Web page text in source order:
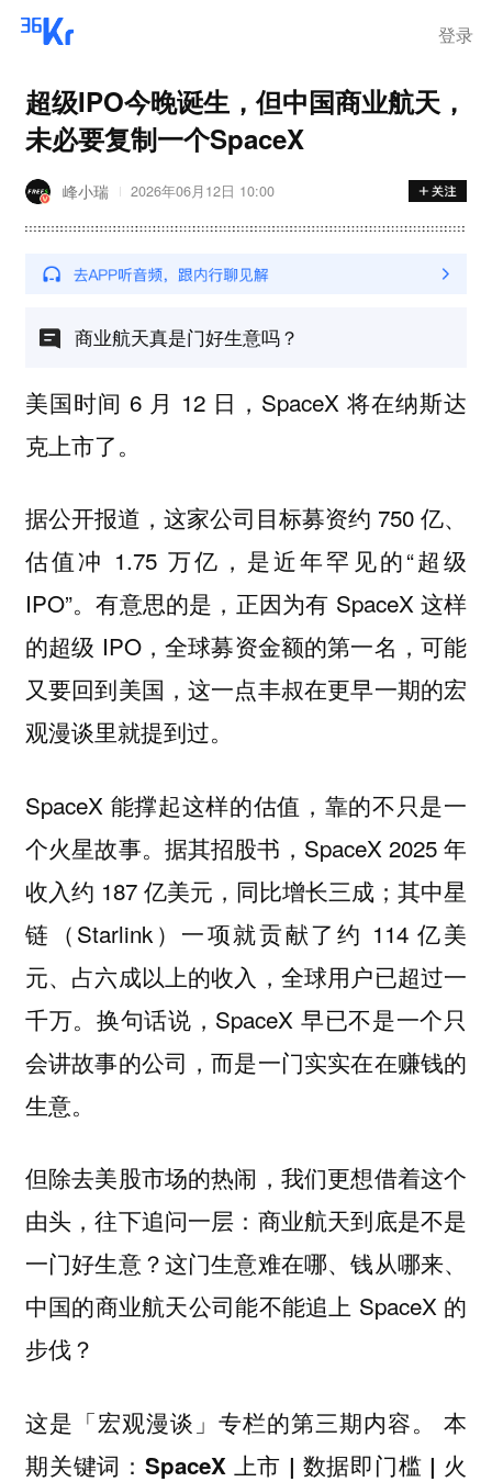
登录
超级IPO今晚诞生，但中国商业航天，
未必要复制一个SpaceX
峰小瑞 2026年06月12日 10:00
商业航天真是门好生意吗？
美国时间 6 月 12 日，SpaceX 将在纳斯达
克上市了。
据公开报道，这家公司目标募资约 750 亿、
估值冲 1.75 万亿，是近年罕见的“超级
IPO”。有意思的是，正因为有 SpaceX 这样
的超级 IPO，全球募资金额的第一名，可能
又要回到美国，这一点丰叔在更早一期的宏
观漫谈里就提到过。
SpaceX 能撑起这样的估值，靠的不只是一
个火星故事。据其招股书，SpaceX 2025 年
收入约 187 亿美元，同比增长三成；其中星
链（Starlink）一项就贡献了约 114 亿美
元、占六成以上的收入，全球用户已超过一
千万。换句话说，SpaceX 早已不是一个只
会讲故事的公司，而是一门实实在在赚钱的
生意。
但除去美股市场的热闹，我们更想借着这个
由头，往下追问一层：商业航天到底是不是
一门好生意？这门生意难在哪、钱从哪来、
中国的商业航天公司能不能追上 SpaceX 的
步伐？
这是「宏观漫谈」专栏的第三期内容。 本
期关键词： SpaceX 上市 | 数据即门槛 | 火